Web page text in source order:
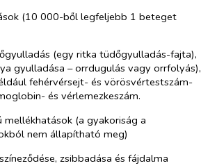
(10 000-ből legfeljebb 1 beteget
(egy ritka tüdőgyulladás-fajta),
gyulladása – orrdugulás vagy orrfolyás),
fehérvérsejt- és vörösvértestszám-
és vérlemezkeszám.
(a gyakoriság a
nem állapítható meg)
zsibbadása és fájdalma